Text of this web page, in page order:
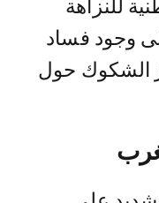
للنزاهة
وجود فساد
الشكوك حول